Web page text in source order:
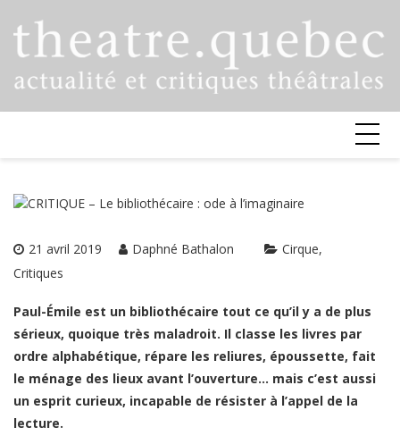
21 avril 2019 Daphné Bathalon
Cirque
Critiques
Paul-Émile est un bibliothécaire tout ce qu’il y a de plus
sérieux, quoique très maladroit. Il classe les livres par
ordre alphabétique, répare les reliures, époussette, fait
le ménage des lieux avant l’ouverture… mais c’est aussi
un esprit curieux, incapable de résister à l’appel de la
lecture.